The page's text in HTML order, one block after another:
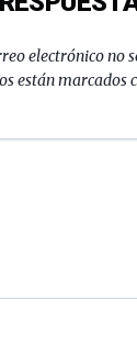
electrónico no
están marcados